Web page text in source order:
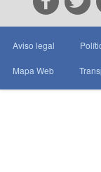
Aviso legal
Mapa Web